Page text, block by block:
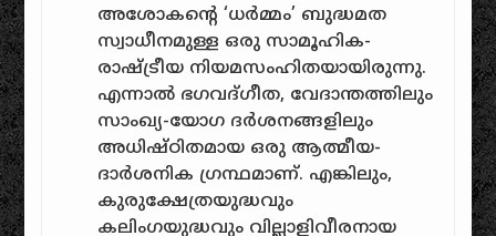
അശോകന്റെ ‘ധർമ്മം’ ബുദ്ധമത
സ്വാധീനമുള്ള ഒരു സാമൂഹിക-
രാഷ്ട്രീയ നിയമസംഹിതയായിരുന്നു.
എന്നാൽ ഭഗവദ്ഗീത, വേദാന്തത്തിലും
സാംഖ്യ-യോഗ ദർശനങ്ങളിലും
അധിഷ്ഠിതമായ ഒരു ആത്മീയ-
ദാർശനിക ഗ്രന്ഥമാണ്. എങ്കിലും,
കുരുക്ഷേത്രയുദ്ധവും
കലിംഗയുദ്ധവും വില്ലാളിവീരനായ